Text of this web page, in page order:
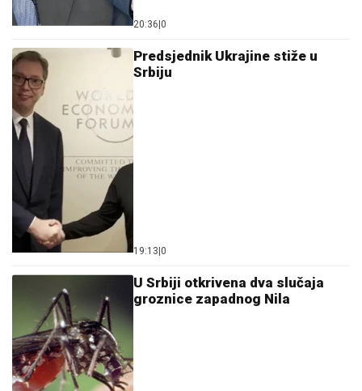
20:36 0
Predsjednik Ukrajine stiže u
Srbiju
19:13 0
U Srbiji otkrivena dva slučaja
groznice zapadnog Nila